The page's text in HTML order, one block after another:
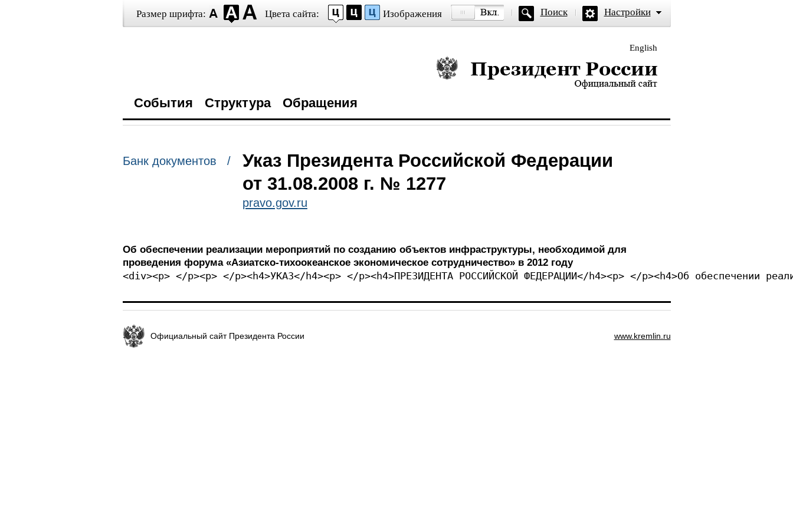
Размер шрифта: Цвета сайта: Изображения Поиск Настройки
English
Президент России — официальный сайт
События Структура Обращения
Банк документов /
Указ Президента Российской Федерации
от 31.08.2008 г. № 1277
pravo.gov.ru
Об обеспечении реализации мероприятий по созданию объектов инфраструктуры, необходимой для
проведения форума «Азиатско-тихоокеанское экономическое сотрудничество» в 2012 году
<div><p> </p><p> </p><h4>УКАЗ</h4><p> </p><h4>ПРЕЗИДЕНТА РОССИЙСКОЙ ФЕДЕРАЦИИ</h4><p> </p><h4>Об обеспечении
Официальный сайт Президента России www.kremlin.ru